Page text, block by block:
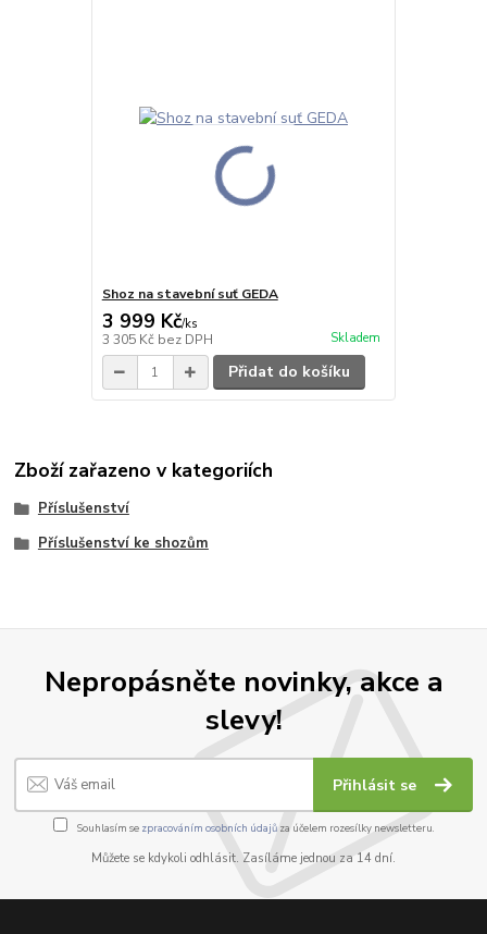
Shoz na stavební suť GEDA
3 999 Kč/ks
3 305 Kč bez DPH Skladem
Přidat do košíku
Zboží zařazeno v kategoriích
Příslušenství
Příslušenství ke shozům
Nepropásněte novinky, akce a
slevy!
Přihlásit se
Souhlasím se zpracováním osobních údajůza účelem rozesílky newsletteru.
Můžete se kdykoli odhlásit. Zasíláme jednou za 14 dní.